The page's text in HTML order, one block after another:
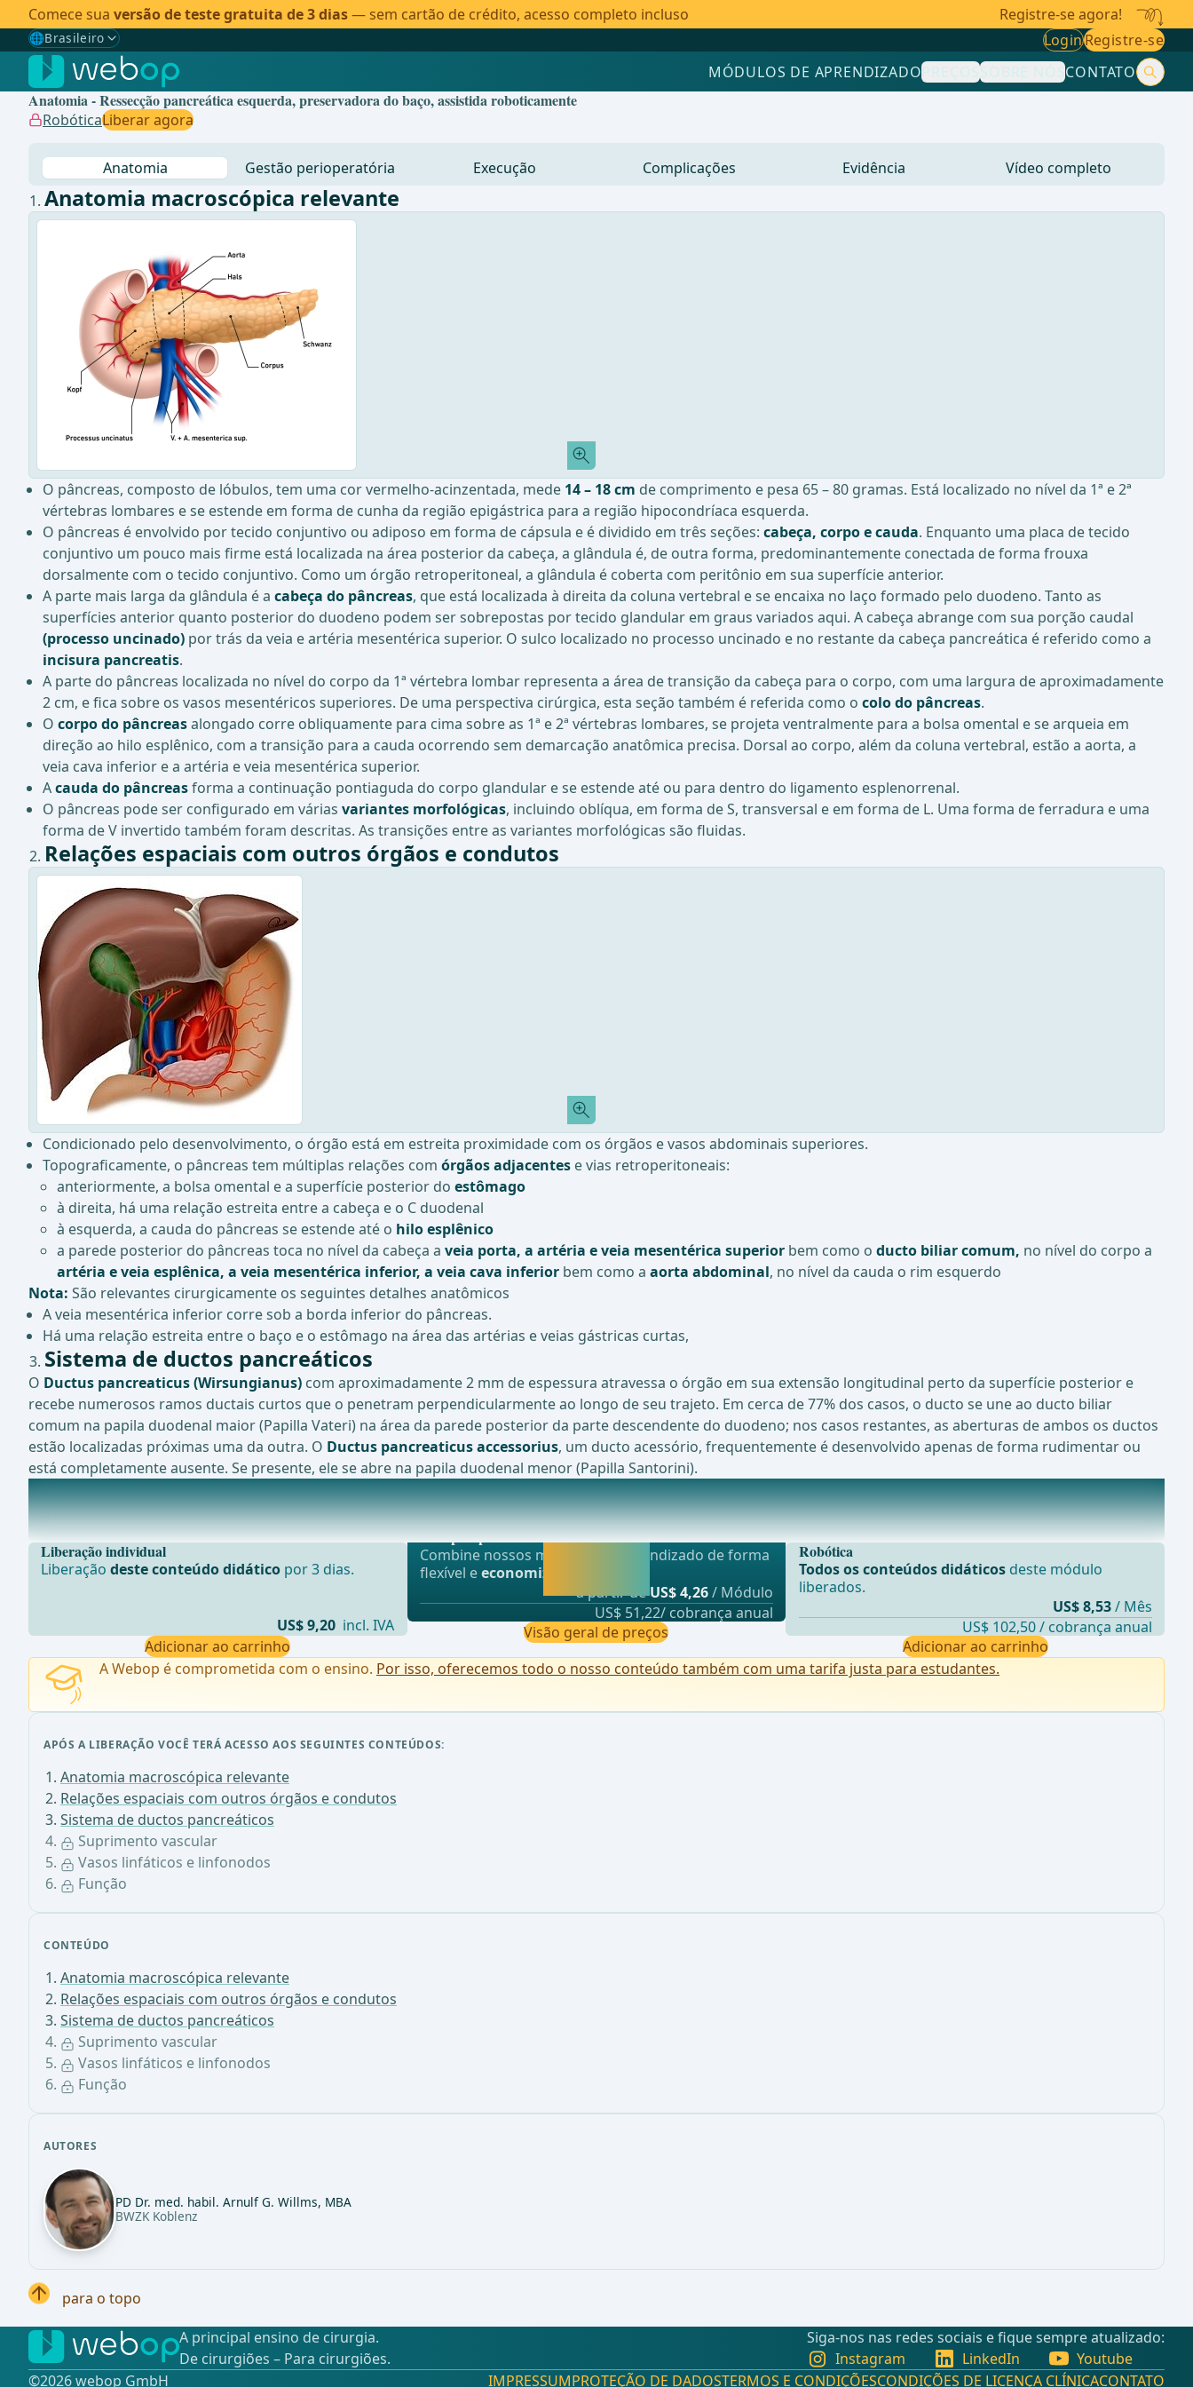
Comece sua versão de teste gratuita de 3 dias— sem cartão de crédito, acesso completo incluso Registre-se agora!
🌐Brasileiro
Gewählte Sprache: Brasileiro
🇩🇪 Alemão
🇬🇧Inglês
LoginRegistre-se
MÓDULOS DE APRENDIZADOPREÇOSSOBRE NÓSCONTATO
Anatomia - Ressecção pancreática esquerda, preservadora do baço, assistida roboticamente
RobóticaLiberar agora
Anatomia Gestão perioperatória Execução Complicações Evidência Vídeo completo
CONTEÚDO
Anatomia macroscópica relevante
Relações espaciais com outros órgãos e condutos
Sistema de ductos pancreáticos
Suprimento vascular
Vasos linfáticos e linfonodos
Função
AUTORES
PD Dr. med. habil. Arnulf G. Willms, MBA
BWZK Koblenz
Anatomia macroscópica relevante
O pâncreas, composto de lóbulos, tem uma cor vermelho-acinzentada, mede 14 – 18 cm de comprimento e pesa 65 – 80 gramas. Está localizado no nível da 1ª e 2ª
vértebras lombares e se estende em forma de cunha da região epigástrica para a região hipocondríaca esquerda.
O pâncreas é envolvido por tecido conjuntivo ou adiposo em forma de cápsula e é dividido em três seções: cabeça, corpo e cauda. Enquanto uma placa de tecido
conjuntivo um pouco mais firme está localizada na área posterior da cabeça, a glândula é, de outra forma, predominantemente conectada de forma frouxa
dorsalmente com o tecido conjuntivo. Como um órgão retroperitoneal, a glândula é coberta com peritônio em sua superfície anterior.
A parte mais larga da glândula é a cabeça do pâncreas, que está localizada à direita da coluna vertebral e se encaixa no laço formado pelo duodeno. Tanto as
superfícies anterior quanto posterior do duodeno podem ser sobrepostas por tecido glandular em graus variados aqui. A cabeça abrange com sua porção caudal
(processo uncinado) por trás da veia e artéria mesentérica superior. O sulco localizado no processo uncinado e no restante da cabeça pancreática é referido como a
incisura pancreatis.
A parte do pâncreas localizada no nível do corpo da 1ª vértebra lombar representa a área de transição da cabeça para o corpo, com uma largura de aproximadamente
2 cm, e fica sobre os vasos mesentéricos superiores. De uma perspectiva cirúrgica, esta seção também é referida como o colo do pâncreas.
O corpo do pâncreasalongado corre obliquamente para cima sobre as 1ª e 2ª vértebras lombares, se projeta ventralmente para a bolsa omental e se arqueia em
direção ao hilo esplênico, com a transição para a cauda ocorrendo sem demarcação anatômica precisa. Dorsal ao corpo, além da coluna vertebral, estão a aorta, a
veia cava inferior e a artéria e veia mesentérica superior.
Acauda do pâncreasforma a continuação pontiaguda do corpo glandular e se estende até ou para dentro do ligamento esplenorrenal.
O pâncreas pode ser configurado em várias variantes morfológicas, incluindo oblíqua, em forma de S, transversal e em forma de L. Uma forma de ferradura e uma
forma de V invertido também foram descritas. As transições entre as variantes morfológicas são fluidas.
Relações espaciais com outros órgãos e condutos
Condicionado pelo desenvolvimento, o órgão está em estreita proximidade com os órgãos e vasos abdominais superiores.
Topograficamente, o pâncreas tem múltiplas relações com órgãos adjacentes e vias retroperitoneais:
anteriormente, a bolsa omental e a superfície posterior do estômago
à direita, há uma relação estreita entre a cabeça e o C duodenal
à esquerda, a cauda do pâncreas se estende até o hilo esplênico
a parede posterior do pâncreas toca no nível da cabeça a veia porta, a artéria e veia mesentérica superior bem como o ducto biliar comum, no nível do corpo a
artéria e veia esplênica, a veia mesentérica inferior, a veia cava inferior bem como a aorta abdominal, no nível da cauda o rim esquerdo
Nota: São relevantes cirurgicamente os seguintes detalhes anatômicos
A veia mesentérica inferior corre sob a borda inferior do pâncreas.
Há uma relação estreita entre o baço e o estômago na área das artérias e veias gástricas curtas,
Sistema de ductos pancreáticos
O Ductus pancreaticus (Wirsungianus) com aproximadamente 2 mm de espessura atravessa o órgão em sua extensão longitudinal perto da superfície posterior e
recebe numerosos ramos ductais curtos que o penetram perpendicularmente ao longo de seu trajeto. Em cerca de 77% dos casos, o ducto se une ao ducto biliar
comum na papila duodenal maior (Papilla Vateri) na área da parede posterior da parte descendente do duodeno; nos casos restantes, as aberturas de ambos os ductos
estão localizadas próximas uma da outra. O Ductus pancreaticus accessorius, um ducto acessório, frequentemente é desenvolvido apenas de forma rudimentar ou
está completamente ausente. Se presente, ele se abre na papila duodenal menor (Papilla Santorini).
Suprimento vascular
O suprimento vascular do p&#xE2;ncreas &#xE9; garantido por numerosos vasos.Cabe&#xE7;a: O suprimen
Liberação individual
Liberaçãodeste conteúdo didático por 3 dias.
US$ 9,20 incl. IVA
Adicionar ao carrinho
Oferta mais popular
webop - Sparflex
Combine nossos módulos de aprendizado de forma
flexível eeconomize até 50%
a partir deUS$ 4,26/ Módulo
US$ 51,22/ cobrança anual
Visão geral de preços
Robótica
Todos os conteúdos didáticosdeste módulo
liberados.
US$ 8,53 / Mês
US$ 102,50 / cobrança anual
Adicionar ao carrinho
A Webop é comprometida com o ensino. Por isso, oferecemos todo o nosso conteúdo também com uma tarifa justa para estudantes.
APÓS A LIBERAÇÃO VOCÊ TERÁ ACESSO AOS SEGUINTES CONTEÚDOS:
Anatomia macroscópica relevante
Relações espaciais com outros órgãos e condutos
Sistema de ductos pancreáticos
Suprimento vascular
Vasos linfáticos e linfonodos
Função
para o topo
A principal ensino de cirurgia.
De cirurgiões – Para cirurgiões.
Siga-nos nas redes sociais e fique sempre atualizado:
Instagram
LinkedIn
Youtube
©️2026 webop GmbH
IMPRESSUMPROTEÇÃO DE DADOSTERMOS E CONDIÇÕESCONDIÇÕES DE LICENÇA CLÍNICACONTATO